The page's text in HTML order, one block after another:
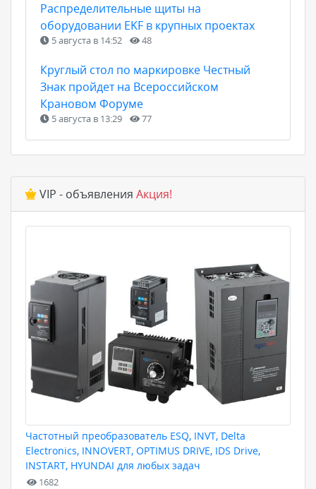
Распределительные щиты на
оборудовании EKF в крупных проектах
5 августа в 14:52 48
Круглый стол по маркировке Честный
Знак пройдет на Всероссийском
Крановом Форуме
5 августа в 13:29 77
VIP - объявления Акция!
Частотный преобразователь ESQ, INVT, Delta
Electronics, INNOVERT, OPTIMUS DRIVE, IDS Drive,
INSTART, HYUNDAI для любых задач
1682